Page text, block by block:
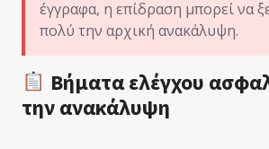
έγγραφα, η επίδραση μπορεί να
πολύ την αρχική ανακάλυψη.
Βήματα ελέγχου
την ανακάλυψη